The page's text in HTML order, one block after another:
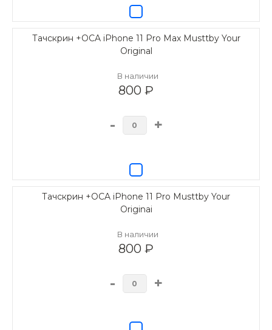
Тачскрин +OCA iPhone 11 Pro Max Musttby Your
Original
В наличии
800 ₽
- +
Тачскрин +OCA iPhone 11 Pro Musttby Your
Originai
В наличии
800 ₽
- +